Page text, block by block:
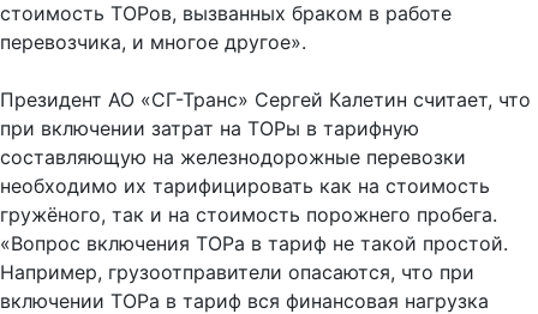
стоимость ТОРов, вызванных браком в работе
перевозчика, и многое другое».
Президент АО «СГ-Транс» Сергей Калетин считает, что
при включении затрат на ТОРы в тарифную
составляющую на железнодорожные перевозки
необходимо их тарифицировать как на стоимость
гружёного, так и на стоимость порожнего пробега.
«Вопрос включения ТОРа в тариф не такой простой.
Например, грузоотправители опасаются, что при
включении ТОРа в тариф вся финансовая нагрузка